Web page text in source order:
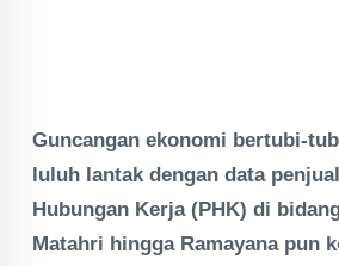
Guncangan ekonomi bertubi-
luluh lantak dengan data
Hubungan Kerja (PHK) di
Matahri hingga Ramayana pun